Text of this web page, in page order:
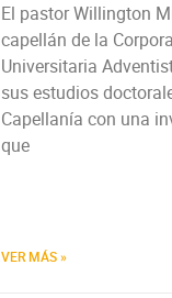
El pastor Willington
capellán de la
Universitaria
sus estudios
Capellanía con una
que
VER MÁS »